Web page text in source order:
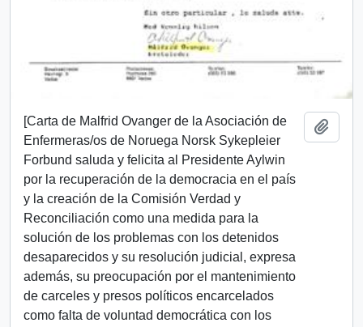
[Carta de Malfrid Ovanger de la Asociación de
Enfermeras/os de Noruega Norsk Sykepleier
Forbund saluda y felicita al Presidente Aylwin
por la recuperación de la democracia en el país
y la creación de la Comisión Verdad y
Reconciliación como una medida para la
solución de los problemas con los detenidos
desaparecidos y su resolución judicial, expresa
además, su preocupación por el mantenimiento
de carceles y presos políticos encarcelados
como falta de voluntad democrática con los